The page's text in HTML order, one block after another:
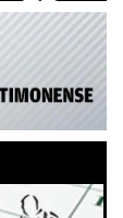
Major DN Nº2
Infante Sagres